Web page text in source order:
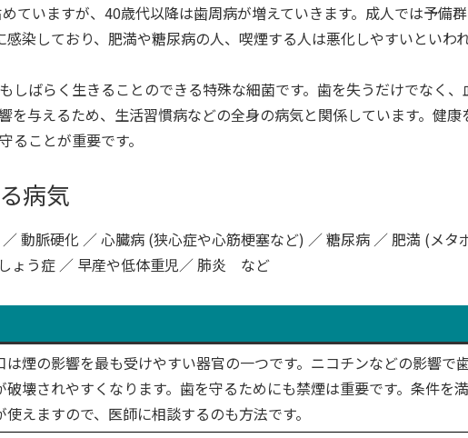
ていますが、40歳代以降は歯周病が増えていきます。成人では予備
染しており、肥満や糖尿病の人、喫煙する人は悪化しやすいといわ
しばらく生きることのできる特殊な細菌です。歯を失うだけでなく、
を与えるため、生活習慣病などの全身の病気と関係しています。健康
ることが重要です。
病気
動脈硬化 ／ 心臓病 (狭心症や心筋梗塞など) ／ 糖尿病 ／ 肥満 (メタ
ょう症 ／ 早産や低体重児／ 肺炎 など
煙の影響を最も受けやすい器官の一つです。ニコチンなどの影響で
壊されやすくなります。歯を守るためにも禁煙は重要です。条件を満
えますので、医師に相談するのも方法です。